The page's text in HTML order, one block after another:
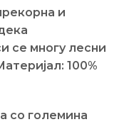
и
се многу лесни
100%
со големина